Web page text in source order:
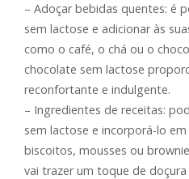
– Adoçar bebidas quentes: é
sem lactose e adicionar às
como o café, o chá ou o
chocolate sem lactose
reconfortante e indulgente.
– Ingredientes de receitas:
sem lactose e incorporá-lo
biscoitos, mousses ou
vai trazer um toque de